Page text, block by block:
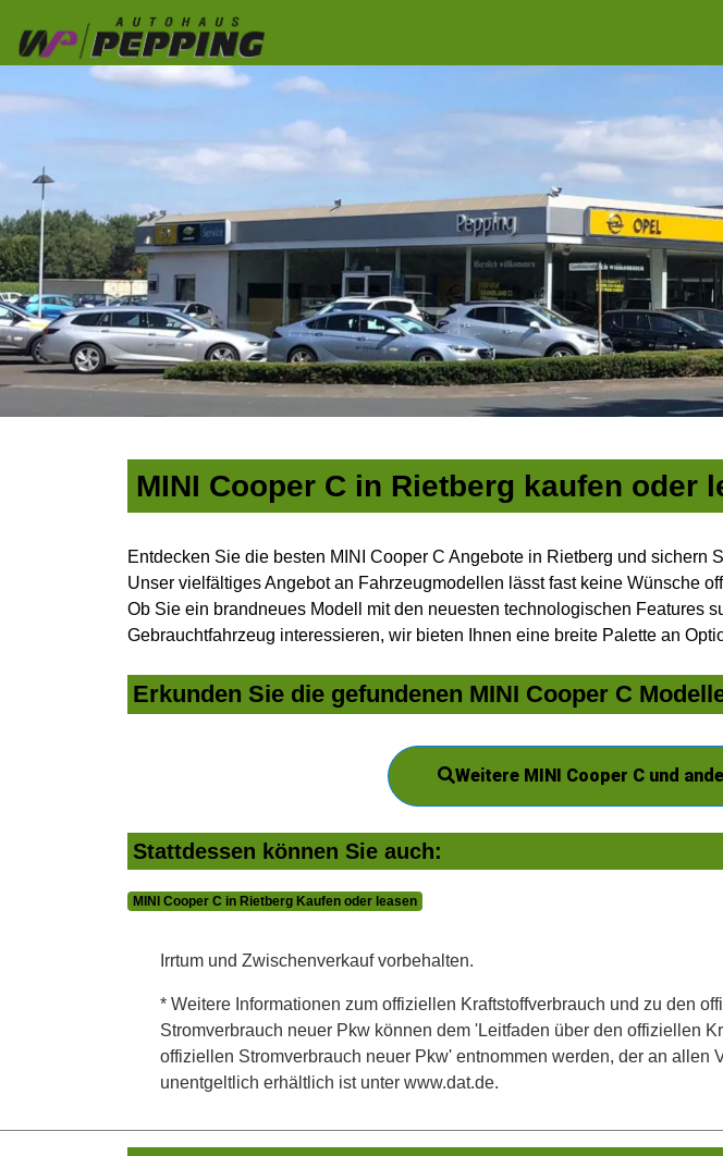
MINI Cooper C in Rietberg kaufen oder
Entdecken Sie die besten MINI Cooper C Angebote in Rietberg und sichern
Unser vielfältiges Angebot an Fahrzeugmodellen lässt fast keine Wünsche
Ob Sie ein brandneues Modell mit den neuesten technologischen Features
Gebrauchtfahrzeug interessieren, wir bieten Ihnen eine breite Palette an
Erkunden Sie die gefundenen MINI Cooper C
Weitere MINI Cooper C und
Stattdessen können Sie auch:
MINI Cooper C in Rietberg Kaufen oder leasen
Irrtum und Zwischenverkauf vorbehalten.
* Weitere Informationen zum offiziellen Kraftstoffverbrauch und zu den
Stromverbrauch neuer Pkw können dem 'Leitfaden über den offiziellen
offiziellen Stromverbrauch neuer Pkw' entnommen werden, der an
unentgeltlich erhältlich ist unter www.dat.de.